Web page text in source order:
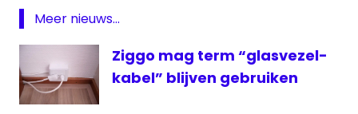
Smeets
Omroep
527
PubLeaks
Meer nieuws...
Ziggo mag term “glasvezel-
kabel” blijven gebruiken